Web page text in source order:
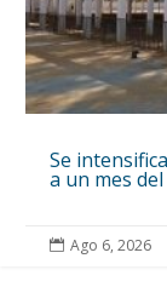
Se
a un mes
 Ago 6, 2026